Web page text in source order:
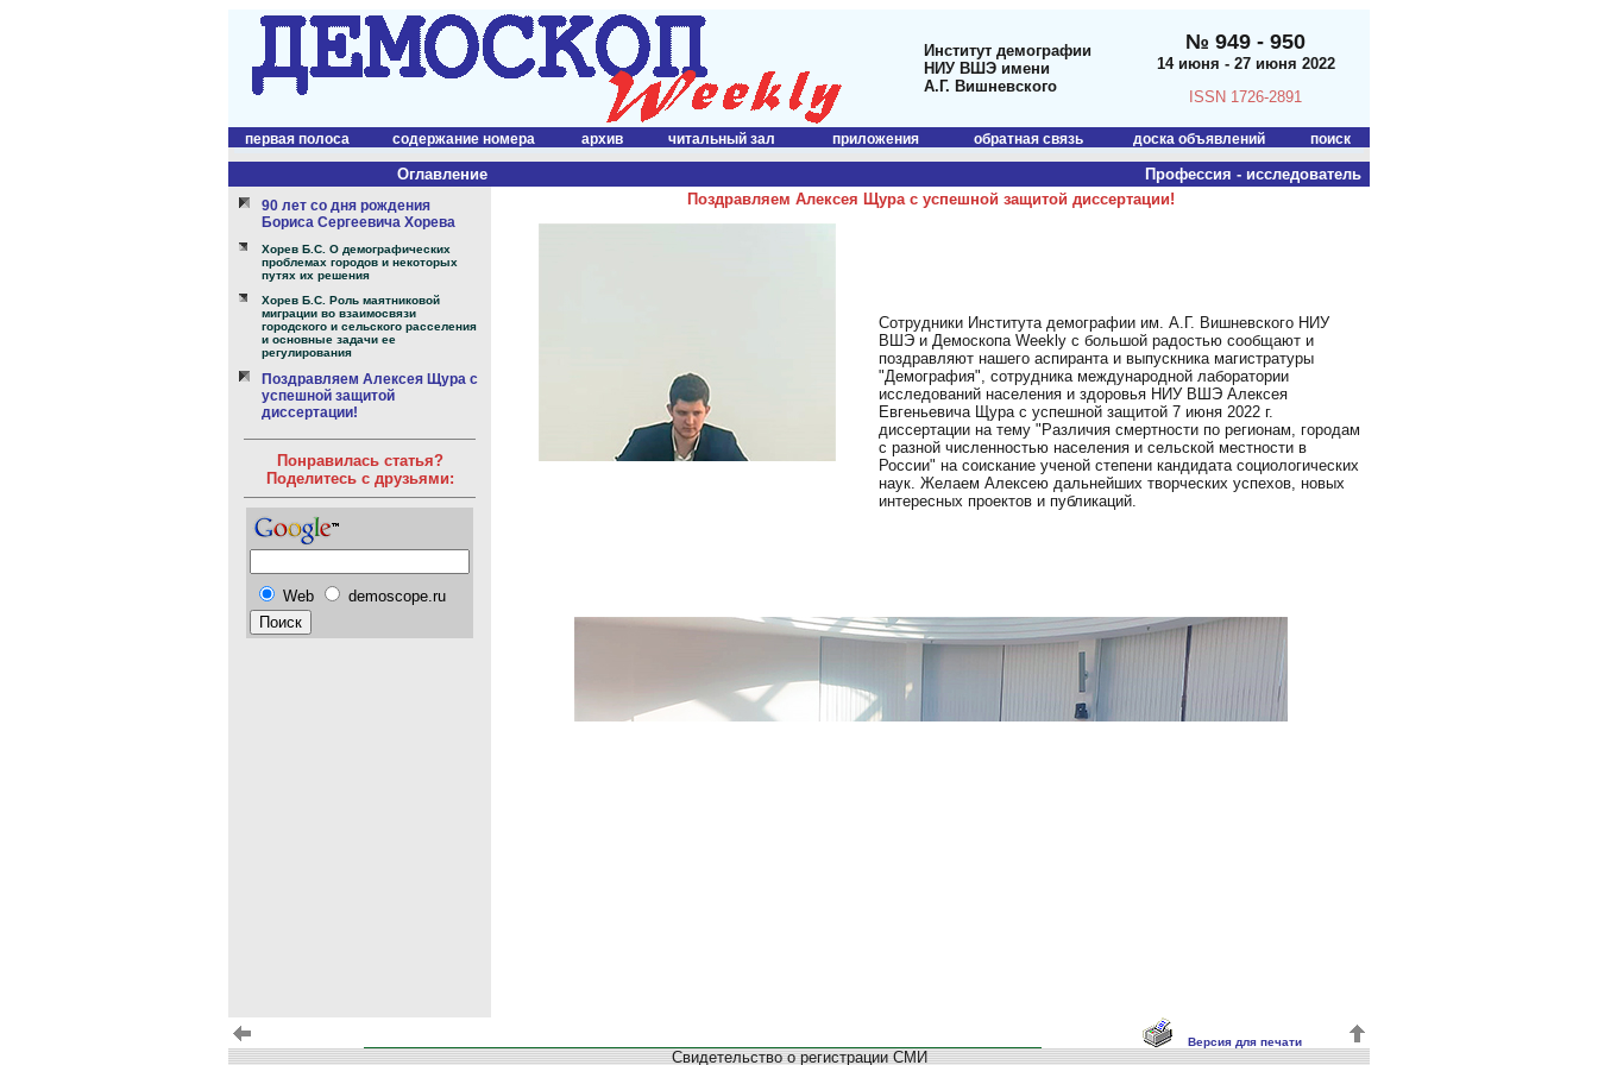
Институт демографии
НИУ ВШЭ имени
А.Г. Вишневского
№ 949 - 950
14 июня - 27 июня 2022
ISSN 1726-2891
первая полоса содержание номера архив читальный зал приложения обратная связь доска объявлений поиск
Оглавление Профессия - исследователь
90 лет со дня рождения
Бориса Сергеевича Хорева
Хорев Б.С. О демографических
проблемах городов и некоторых
путях их решения
Хорев Б.С. Роль маятниковой
миграции во взаимосвязи
городского и сельского расселения
и основные задачи ее
регулирования
Поздравляем Алексея Щура с
успешной защитой
диссертации!
Понравилась статья?
Поделитесь с друзьями:
Web demoscope.ru
Поздравляем Алексея Щура с успешной защитой диссертации!
Сотрудники Института демографии им. А.Г. Вишневского НИУ
ВШЭ и Демоскопа Weekly с большой радостью сообщают и
поздравляют нашего аспиранта и выпускника магистратуры
"Демография", сотрудника международной лаборатории
исследований населения и здоровья НИУ ВШЭ Алексея
Евгеньевича Щура с успешной защитой 7 июня 2022 г.
диссертации на тему "Различия смертности по регионам, городам
с разной численностью населения и сельской местности в
России" на соискание ученой степени кандидата социологических
наук. Желаем Алексею дальнейших творческих успехов, новых
интересных проектов и публикаций.
Версия для печати
Свидетельство о регистрации СМИ